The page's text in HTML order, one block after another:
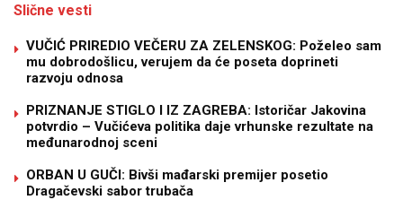
Slične vesti
VUČIĆ PRIREDIO VEČERU ZA ZELENSKOG: Poželeo sam
mu dobrodošlicu, verujem da će poseta doprineti
razvoju odnosa
PRIZNANJE STIGLO I IZ ZAGREBA: Istoričar Jakovina
potvrdio – Vučićeva politika daje vrhunske rezultate na
međunarodnoj sceni
ORBAN U GUČI: Bivši mađarski premijer posetio
Dragačevski sabor trubača